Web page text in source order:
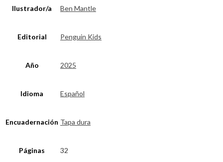
Ilustrador/a Ben Mantle
Editorial Penguin Kids
Año 2025
Idioma Español
Encuadernación Tapa dura
Páginas 32